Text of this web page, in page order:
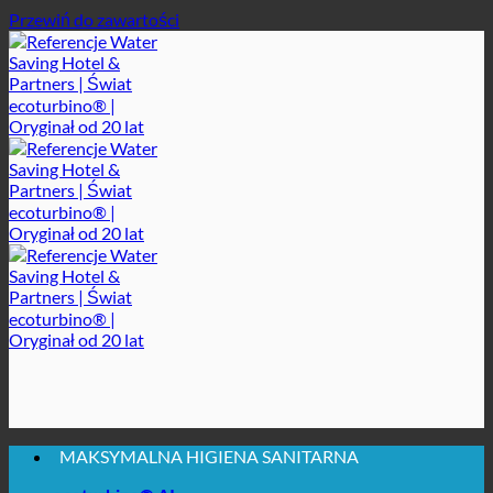
Przewiń do zawartości
MAKSYMALNA HIGIENA SANITARNA